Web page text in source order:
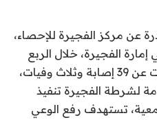
عن مركز الفجيرة للإحصاء،
في إمارة الفجيرة، خلال الربع
الأول من العام الجاري، أسفرت عن 39 إصابة وثلاث وفيات،
لشرطة الفجيرة تنفيذ
تستهدف رفع الوعي